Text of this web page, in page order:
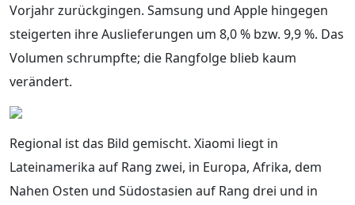
Vorjahr zurückgingen. Samsung und Apple hingegen
steigerten ihre Auslieferungen um 8,0 % bzw. 9,9 %. Das
Volumen schrumpfte; die Rangfolge blieb kaum
verändert.
Regional ist das Bild gemischt. Xiaomi liegt in
Lateinamerika auf Rang zwei, in Europa, Afrika, dem
Nahen Osten und Südostasien auf Rang drei und in